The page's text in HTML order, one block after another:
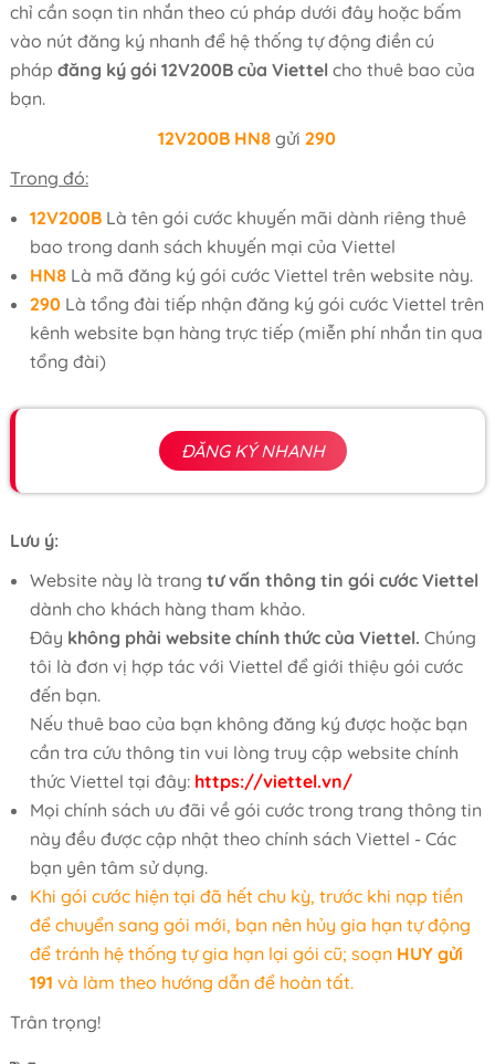
chỉ cần soạn tin nhắn theo cú pháp dưới đây hoặc bấm
vào nút đăng ký nhanh để hệ thống tự động điền cú
pháp đăng ký gói 12V200B của Viettel cho thuê bao của
bạn.
12V200B HN8 gửi 290
Trong đó:
12V200BLà tên gói cước khuyến mãi dành riêng thuê
bao trong danh sách khuyến mại của Viettel
HN8 Là mã đăng ký gói cước Viettel trên website này.
290Là tổng đài tiếp nhận đăng ký gói cước Viettel trên
kênh website bạn hàng trực tiếp (miễn phí nhắn tin qua
tổng đài)
ĐĂNG KÝ NHANH
Lưu ý:
Website này là trang tư vấn thông tin gói cước Viettel
dành cho khách hàng tham khảo.
Đây không phải website chính thức của Viettel. Chúng
tôi là đơn vị hợp tác với Viettel để giới thiệu gói cước
đến bạn.
Nếu thuê bao của bạn không đăng ký được hoặc bạn
cần tra cứu thông tin vui lòng truy cập website chính
thức Viettel tại đây: https://viettel.vn/
Mọi chính sách ưu đãi về gói cước trong trang thông tin
này đều được cập nhật theo chính sách Viettel - Các
bạn yên tâm sử dụng.
Khi gói cước hiện tại đã hết chu kỳ, trước khi nạp tiền
để chuyển sang gói mới, bạn nên hủy gia hạn tự động
để tránh hệ thống tự gia hạn lại gói cũ; soạn HUY gửi
191 và làm theo hướng dẫn để hoàn tất.
Trân trọng!